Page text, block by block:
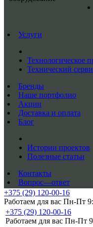
Услуги
Технологическое
Технический
Бренды
Наше портфолио
Акции
Доставка и оплата
Блог
Истории проектов
Полезные статьи
Контакты
Вопрос—ответ
+375 (29) 120-00-16
Работаем для вас Пн-Пт
+375 (29) 120-00-16
Работаем для вас Пн-Пт